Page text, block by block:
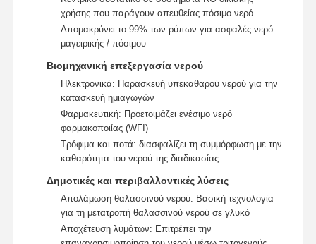
Συστήματα βιομηχανικής καθαρισμού νερού
Εξιοντισμένη μηχανή νερού
Καταναλωτικά για καθαρισμό νερού
Συσκευές συστήματος καθαρισμού νερού
χρήσης που παράγουν απευθείας πόσιμο νερό
Απομακρύνει το 99% των ρύπων για ασφαλές νερό
μαγειρικής / πόσιμου
Βιομηχανική επεξεργασία νερού
Ηλεκτρονικά: Παρασκευή υπεκαθαρού νερού για την
κατασκευή ημιαγωγών
Φαρμακευτική: Προετοιμάζει ενέσιμο νερό
φαρμακοποιίας (WFI)
Τρόφιμα και ποτά: διασφαλίζει τη συμμόρφωση με την
καθαρότητα του νερού της διαδικασίας
Δημοτικές και περιβαλλοντικές λύσεις
Απολάμωση θαλασσινού νερού: Βασική τεχνολογία
για τη μετατροπή θαλασσινού νερού σε γλυκό
Αποχέτευση λυμάτων: Επιτρέπει την